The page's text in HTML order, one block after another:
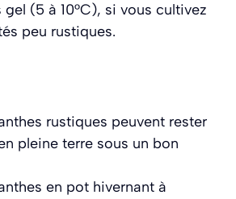
gel (5 à 10°C), si vous cultivez
peu rustiques.
rustiques peuvent rester
pleine terre sous un bon
en pot hivernant à